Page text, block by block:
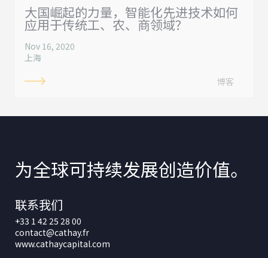
大国崛起的力量，智能化先进技术如何
应用于传统工、农、商领域？
Nov 16, 2020
上海
博客
为全球可持续发展创造价值。
联系我们
+33 1 42 25 28 00
contact@cathay.fr
www.cathaycapital.com